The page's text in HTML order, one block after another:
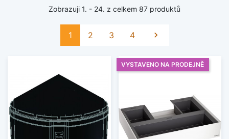
Zobrazuji 1. - 24. z celkem 87 produktů
1 2 3 4 Další

VYSTAVENO NA PRODEJNĚ